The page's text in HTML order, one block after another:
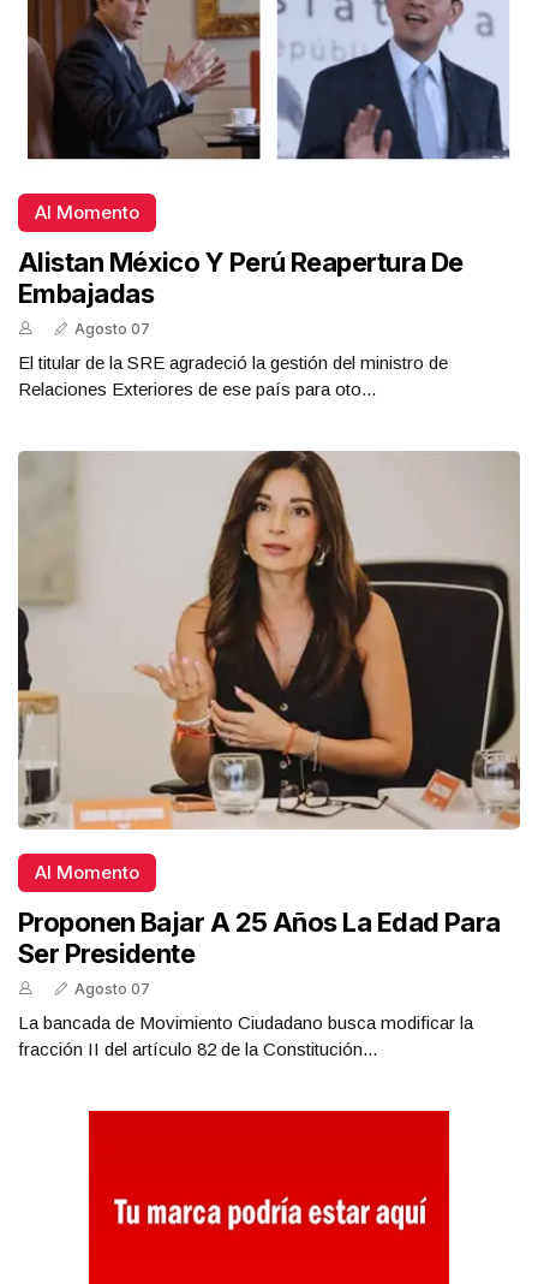
Al Momento
Alistan México Y Perú Reapertura De
Embajadas
Agosto 07
El titular de la SRE agradeció la gestión del ministro de
Relaciones Exteriores de ese país para oto...
Al Momento
Proponen Bajar A 25 Años La Edad Para
Ser Presidente
Agosto 07
La bancada de Movimiento Ciudadano busca modificar la
fracción II del artículo 82 de la Constitución...